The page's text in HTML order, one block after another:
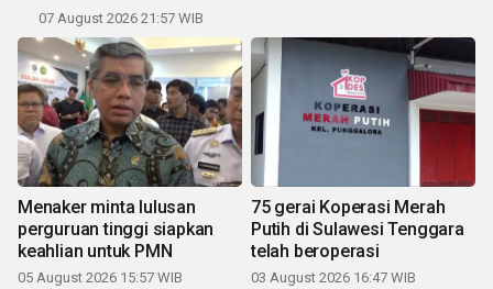
07 August 2026 21:57 WIB
Menaker minta lulusan
perguruan tinggi siapkan
keahlian untuk PMN
05 August 2026 15:57 WIB
75 gerai Koperasi Merah
Putih di Sulawesi Tenggara
telah beroperasi
03 August 2026 16:47 WIB